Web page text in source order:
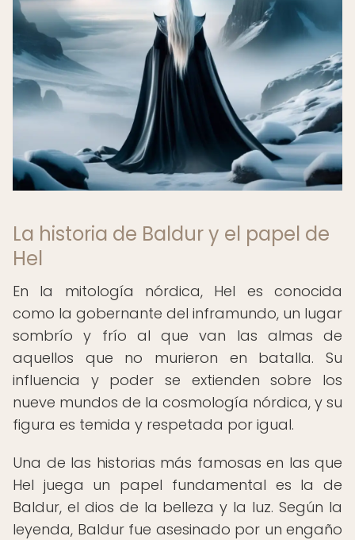
La historia de Baldur y el papel de
Hel
En la mitología nórdica, Hel es conocida
como la gobernante del inframundo, un lugar
sombrío y frío al que van las almas de
aquellos que no murieron en batalla. Su
influencia y poder se extienden sobre los
nueve mundos de la cosmología nórdica, y su
figura es temida y respetada por igual.
Una de las historias más famosas en las que
Hel juega un papel fundamental es la de
Baldur, el dios de la belleza y la luz. Según la
leyenda, Baldur fue asesinado por un engaño